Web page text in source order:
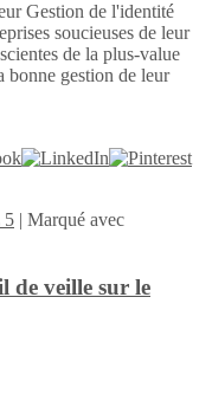
Gestion de l'identité
soucieuses de leur
de la plus-value
bonne gestion de leur
5 | Marqué avec
de veille sur le